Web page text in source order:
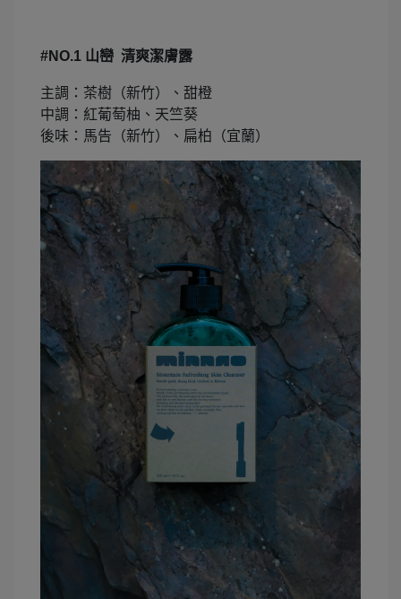
#NO.1 山巒 清爽潔膚露
主調：茶樹（新竹）、甜橙
中調：紅葡萄柚、天竺葵
後味：馬告（新竹）、扁柏（宜蘭）